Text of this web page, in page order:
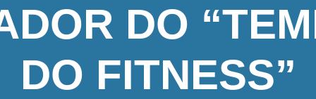
DO
DO FITNESS”